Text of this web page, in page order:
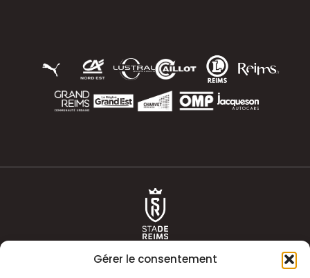
Gérer le consentement